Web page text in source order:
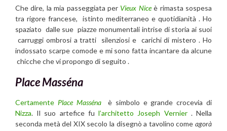
Che dire, la mia passeggiata per Vieux Niceè rimasta sospesa
tra rigore francese, istinto mediterraneo e quotidianità . Ho
spaziato dalle sue piazze monumentali intrise di storia ai suoi
carruggi ombrosi a tratti silenziosi e carichi di mistero . Ho
indossato scarpe comode e mi sono fatta incantare da alcune
chicche che vi propongo di seguito .
Place Masséna
Certamente Place Massénaè simbolo e grande crocevia di
Nizza. Il suo artefice ful’architetto Joseph Vernier. Nella
seconda metà del XIX secolo la disegnò a tavolino come agorà